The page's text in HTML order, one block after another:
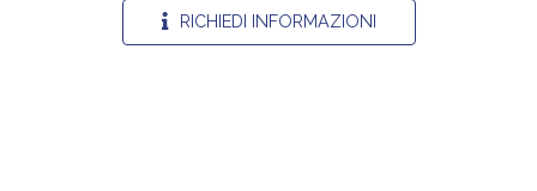
RICHIEDI INFORMAZIONI